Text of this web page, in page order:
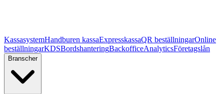
KassasystemHandburen kassaExpresskassaQR beställningarOnline
beställningarKDSBordshanteringBackofficeAnalyticsFöretagslån
Branscher